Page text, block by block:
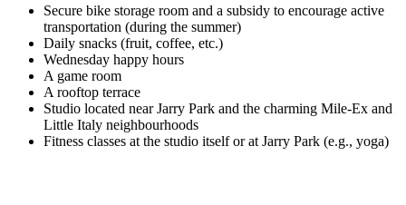
Secure bike storage room and a subsidy to encourage active
transportation (during the summer)
Daily snacks (fruit, coffee, etc.)
Wednesday happy hours
A game room
A rooftop terrace
Studio located near Jarry Park and the charming Mile-Ex and
Little Italy neighbourhoods
Fitness classes at the studio itself or at Jarry Park (e.g., yoga)